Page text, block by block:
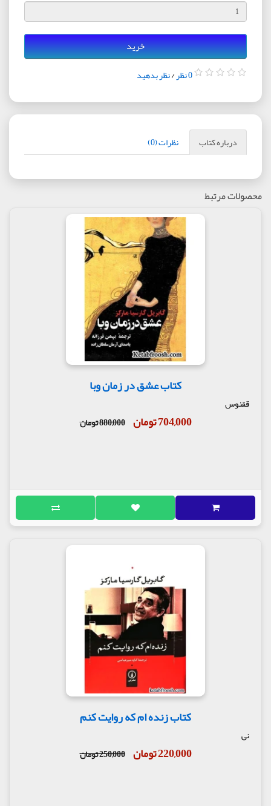
خرید
0 نظر /نظر بدهید
درباره کتاب نظرات (0)
محصولات مرتبط
کتاب عشق در زمان وبا
ققنوس
704,000 تومان 880,000 تومان
کتاب زنده ام که روایت کنم
نی
220,000 تومان 250,000 تومان